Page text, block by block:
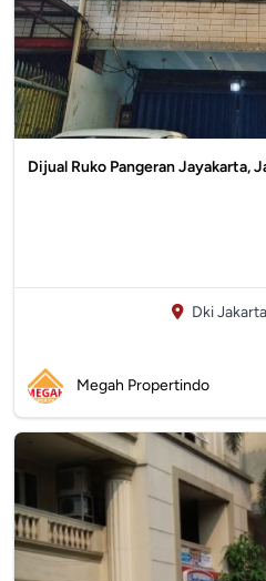
Dijual Ruko Pangeran Jayakarta,
Dki
Megah Propertindo